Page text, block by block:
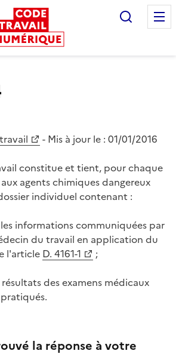
- Mis à jour le : 01/01/2016
constitue et tient, pour chaque
agents chimiques dangereux
individuel contenant :
les informations communiquées par
du travail en application du
l'article D. 4161-1
;
résultats des examens médicaux
la réponse à votre